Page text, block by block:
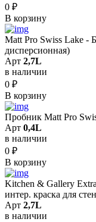
0 ₽
В корзину
Matt Pro Swiss Lake -
дисперсионная)
Арт 2,7L
в наличии
0 ₽
В корзину
Пробник Matt Pro
Арт 0,4L
в наличии
0 ₽
В корзину
Kitchen & Gallery
интер. краска для
Арт 2,7L
в наличии